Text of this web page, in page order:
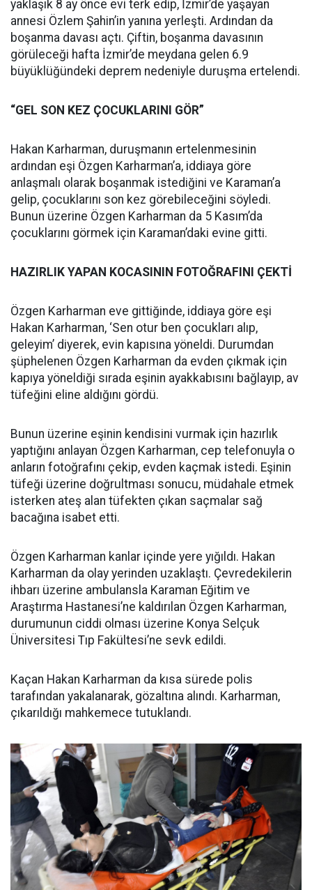
yaklaşık 8 ay önce evi terk edip, İzmir’de yaşayan
annesi Özlem Şahin’in yanına yerleşti. Ardından da
boşanma davası açtı. Çiftin, boşanma davasının
görüleceği hafta İzmir’de meydana gelen 6.9
büyüklüğündeki deprem nedeniyle duruşma ertelendi.
“GEL SON KEZ ÇOCUKLARINI GÖR”
Hakan Karharman, duruşmanın ertelenmesinin
ardından eşi Özgen Karharman’a, iddiaya göre
anlaşmalı olarak boşanmak istediğini ve Karaman’a
gelip, çocuklarını son kez görebileceğini söyledi.
Bunun üzerine Özgen Karharman da 5 Kasım’da
çocuklarını görmek için Karaman’daki evine gitti.
HAZIRLIK YAPAN KOCASININ FOTOĞRAFINI ÇEKTİ
Özgen Karharman eve gittiğinde, iddiaya göre eşi
Hakan Karharman, ‘Sen otur ben çocukları alıp,
geleyim’ diyerek, evin kapısına yöneldi. Durumdan
şüphelenen Özgen Karharman da evden çıkmak için
kapıya yöneldiği sırada eşinin ayakkabısını bağlayıp, av
tüfeğini eline aldığını gördü.
Bunun üzerine eşinin kendisini vurmak için hazırlık
yaptığını anlayan Özgen Karharman, cep telefonuyla o
anların fotoğrafını çekip, evden kaçmak istedi. Eşinin
tüfeği üzerine doğrultması sonucu, müdahale etmek
isterken ateş alan tüfekten çıkan saçmalar sağ
bacağına isabet etti.
Özgen Karharman kanlar içinde yere yığıldı. Hakan
Karharman da olay yerinden uzaklaştı. Çevredekilerin
ihbarı üzerine ambulansla Karaman Eğitim ve
Araştırma Hastanesi’ne kaldırılan Özgen Karharman,
durumunun ciddi olması üzerine Konya Selçuk
Üniversitesi Tıp Fakültesi’ne sevk edildi.
Kaçan Hakan Karharman da kısa sürede polis
tarafından yakalanarak, gözaltına alındı. Karharman,
çıkarıldığı mahkemece tutuklandı.